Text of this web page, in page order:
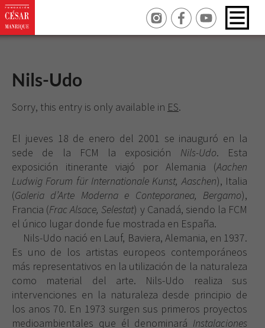
Nils-Udo
Sorry, this entry is only available in ES.
El jueves 18 de enero del 2001 se inauguró en la
sede de la FCM la exposición Nils-Udo. Esta
exposición itinerante viajó por Alemania (Aachen
Ludwig Forum für Internationale Kunst, Aaschen), Italia
(Galeria d’Arte Moderna e Conteporanea, Bergamo),
Francia (Frac Alsace, Selestat) y Canadá, siendo la FCM
el único lugar donde fue mostrada en España.
Nils-Udo nació en Lauf, Baviera, Alemania, en 1937.
Es uno de los artistas europeos contemporáneos
más representativos en la utilización de la naturaleza
como material del arte. Nils-Udo realiza sus
intervenciones en la naturaleza desde principio de
los anos 70. En 1973 surgen sus primeros proyectos
medioambientales que él denominará Instalaciones